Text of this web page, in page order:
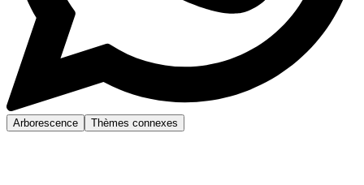
Arborescence Thèmes connexes